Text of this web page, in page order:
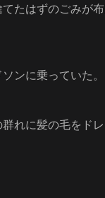
たはずのごみが
ンに乗っていた。
群れに髪の毛をド